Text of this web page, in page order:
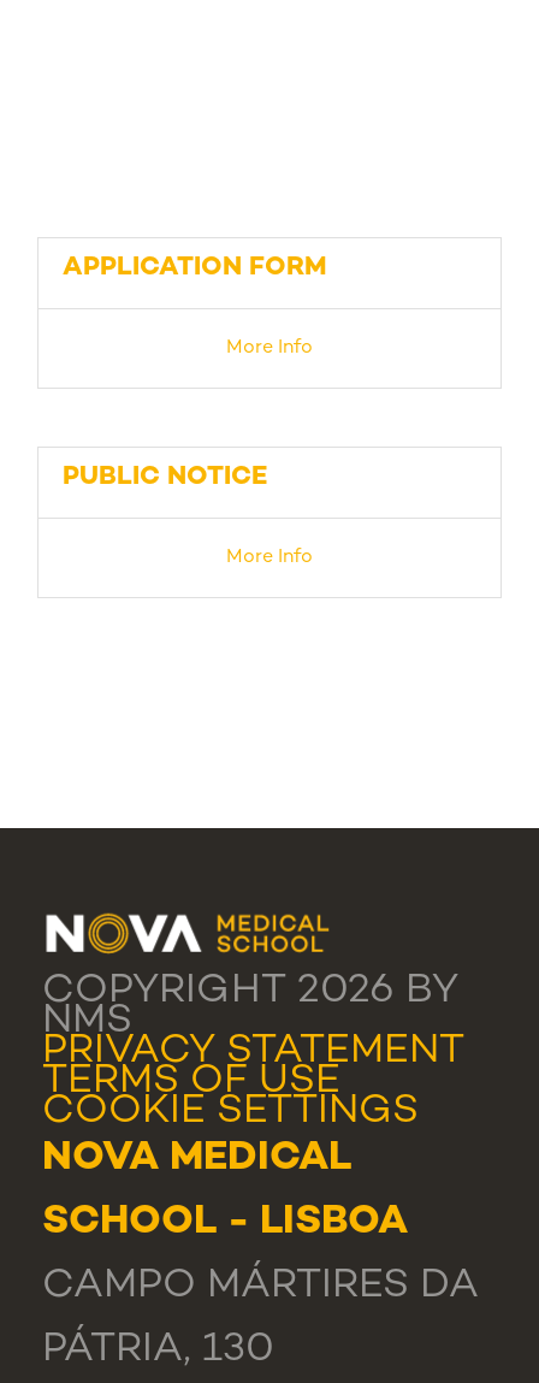
APPLICATION FORM
More Info
PUBLIC NOTICE
More Info
COPYRIGHT 2026 BY
NMS
PRIVACY STATEMENT
TERMS OF USE
COOKIE SETTINGS
NOVA MEDICAL
SCHOOL - LISBOA
CAMPO MÁRTIRES DA
PÁTRIA, 130